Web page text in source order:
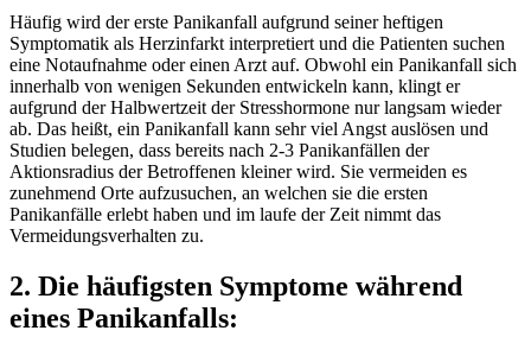
Häufig wird der erste Panikanfall aufgrund seiner heftigen
Symptomatik als Herzinfarkt interpretiert und die Patienten suchen
eine Notaufnahme oder einen Arzt auf. Obwohl ein Panikanfall sich
innerhalb von wenigen Sekunden entwickeln kann, klingt er
aufgrund der Halbwertzeit der Stresshormone nur langsam wieder
ab. Das heißt, ein Panikanfall kann sehr viel Angst auslösen und
Studien belegen, dass bereits nach 2-3 Panikanfällen der
Aktionsradius der Betroffenen kleiner wird. Sie vermeiden es
zunehmend Orte aufzusuchen, an welchen sie die ersten
Panikanfälle erlebt haben und im laufe der Zeit nimmt das
Vermeidungsverhalten zu.
2. Die häufigsten Symptome während
eines Panikanfalls: